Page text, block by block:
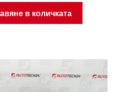
в количката